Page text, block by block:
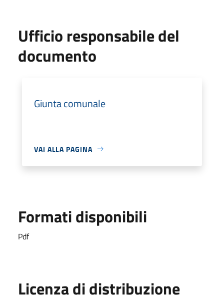
Ufficio responsabile del
documento
Giunta comunale
VAI ALLA PAGINA
Formati disponibili
Pdf
Licenza di distribuzione